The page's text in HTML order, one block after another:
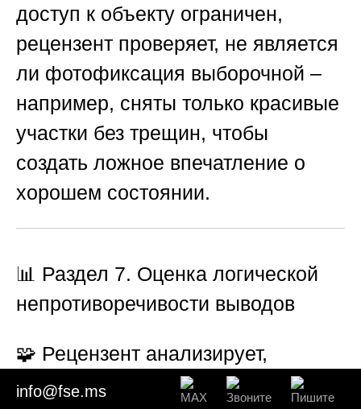
доступ к объекту ограничен,
рецензент проверяет, не является
ли фотофиксация выборочной –
например, сняты только красивые
участки без трещин, чтобы
создать ложное впечатление о
хорошем состоянии.
📊 Раздел 7. Оценка логической
непротиворечивости выводов
🧩 Рецензент анализирует,
вытекают ли выводы эксперта из
info@fse.ms